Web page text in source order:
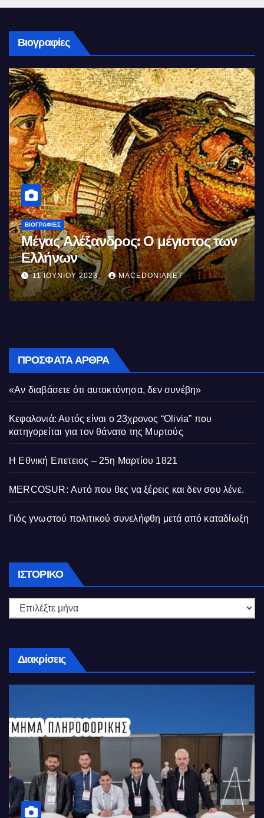
Βιογραφίες
ΒΙΟΓΡΑΦΊΕΣ
Μέγας Αλέξανδρος: Ο μέγιστος των
Ελλήνων
11 ΙΟΥΝΊΟΥ 2023 MACEDONIANET
ΠΡΌΣΦΑΤΑ ΆΡΘΡΑ
«Αν διαβάσετε ότι αυτοκτόνησα, δεν συνέβη»
Κεφαλονιά: Αυτός είναι ο 23χρονος “Olivia” που
κατηγορείται για τον θάνατο της Μυρτούς
Η Εθνική Επετειος – 25η Μαρτίου 1821
MERCOSUR: Αυτό που θες να ξέρεις και δεν σου λένε.
Γιός γνωστού πολιτικού συνελήφθη μετά από καταδίωξη
ΙΣΤΟΡΙΚΌ Ιστορικό
Διακρίσεις